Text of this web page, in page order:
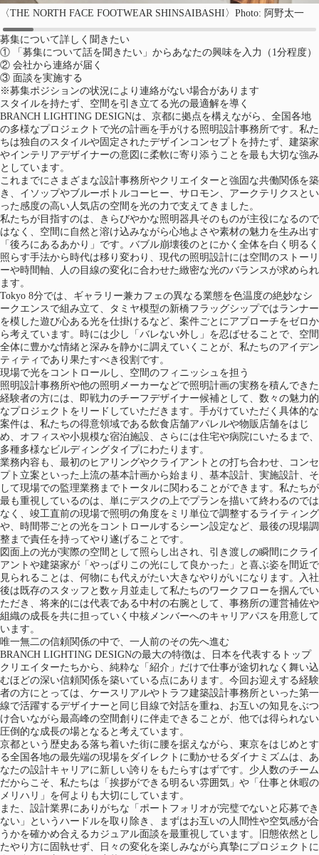
〈THE NORTH FACE FOOTWEAR SHINSAIBASHI〉Photo: 阿野太一
募集について詳しく聞きたい（新しいタブで開く）
①
「募集について話を聞きたい」からあなたの興味を入力（1分程度）
② 会社から連絡が届く
③ 面談を実施する
※募集ポジションの状況により連絡がない場合があります
スタイルを持たず、空間を引き立てる光の最適解を導く
BRANCH LIGHTING DESIGNは、京都に拠点を構えながら、全国各地
の多様なプロジェクトで光の計画を手がける照明設計事務所です。私た
ちは独自のスタイルや固定されたデザインコンセプトを持たず、建築家
やインテリアデザイナーの意図に柔軟に寄り添うことを最も大切な強み
としています。
これまでにさまざまな設計事務所やクリエイターと強固な共働関係を築
き、イソップやブルーボトルコーヒー、サロモン、アークテリクスとい
った感度の高い人気店の空間を光の力で支えてきました。
私たちが目指すのは、きらびやかな照明器具そのものが主役になるので
はなく、空間に自然と溶け込みながら心地よさや素材の魅力を生み出す
「後ろにあるあかり」です。バブル崩壊後のとにかく全体を白く明るく
照らす手法から時代は移り変わり、現代の照明設計には空間のストーリ
ーや時間軸、人の目線の変化に合わせた緻密な光のバランスが求められ
ます。
Tokyo 8分では、ギャラリー兼カフェの異なる業態を色温度の絶妙なシ
ークエンスで組み立て、タミヤ模型の新橋フラッグシップではランナー
を模した遊び心ある光を仕掛けるなど、案件ごとにアプローチをゼロか
ら考えています。時には少し「バレない外し」を忍ばせることで、空間
全体に豊かな情緒と深みを静かに調えていくことが、私たちのアイデン
ティティであり果たすべき役割です。
現場で光をコントロールし、空間のフィニッシュを担う
照明設計事務所や他の照明メーカーなどで照明計画の実務を積んできた
経験者の方には、即戦力のチーフデザイナー候補として、数々の魅力的
なプロジェクトをリードしていただきます。手がけていただく具体的な
案件は、私たちの得意領域である飲食店舗アパレルや物販店舗をはじ
め、オフィスや小規模な宿泊施設、さらには住宅や病院にいたるまで、
多種多様なビルディングタイプにわたります。
業務内容も、最初のヒアリングやクライアントとの打ち合わせ、コンセ
プト立案といった上流の基本計画から始まり、基本設計、実施設計、そ
して現場での監理業務までトータルに関わることができます。私たちが
最も重視しているのは、単にデスクの上でプランを描いて終わるのでは
なく、竣工直前の現場で照明の角度をミリ単位で調整するライティング
や、時間帯ごとの光をコントロールするシーン設定など、最後の現場調
整まで責任を持ってやり遂げることです。
図面上の光が実際の空間として照らし出され、引き渡しの瞬間にクライ
アントや建築家が「やっぱりこの光にして良かった」と喜ぶ姿を間近で
見られることは、何物にも代えがたい大きなやりがいになります。入社
後は既存のスタッフと数ヶ月並走して私たちのワークフローを掴んでい
ただき、将来的には代表である中村の右腕として、事務所の運営補佐や
組織の成長を共に担っていく中核メンバーへのキャリアパスを用意して
います。
唯一無二の信頼関係の中で、一人前のその先へ進む
BRANCH LIGHTING DESIGNの最大の特徴は、日本を代表するトップ
クリエイターたちから、純粋な「紹介」だけで仕事が途切れなく舞い込
むほどの深い信頼関係を築いている点にあります。今回お迎えする経験
者の方にとっては、ケースリアルやトラフ建築設計事務所といった第一
線で活躍するデザイナーと同じ目線で対話を重ね、お互いの知見をぶつ
け合いながら最高峰の空間創りに伴走できることが、他では得られない
圧倒的な成長の場となると考えています。
京都という歴史ある落ち着いた街に腰を据えながら、東京をはじめとす
る全国各地の最先端の現場をダイレクトに動かせるダイナミズムは、あ
なたの設計キャリアに新しい誇りをもたらすはずです。少人数のチーム
だからこそ、私たちは「挨拶ができる明るい雰囲気」や「仕事と休暇の
メリハリ」を何よりも大切にしています。
また、設計業界にありがちな「ポートフォリオが完璧でないと応募でき
ない」というハードルを取り除き、まずはお互いの人間性や空気感が合
うかを確かめ合えるカジュアル面談を最重視しています。旧態依然とし
たやり方に固執せず、日々の変化を楽しみながら真摯にプロジェクトに